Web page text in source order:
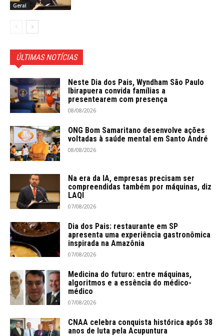
Geral
ÚLTIMAS NOTÍCIAS
Neste Dia dos Pais, Wyndham São Paulo
Ibirapuera convida famílias a
presentearem com presença
08/08/2026
ONG Bom Samaritano desenvolve ações
voltadas à saúde mental em Santo André
08/08/2026
Na era da IA, empresas precisam ser
compreendidas também por máquinas, diz
LAQI
07/08/2026
Dia dos Pais: restaurante em SP
apresenta uma experiência gastronômica
inspirada na Amazônia
07/08/2026
Medicina do futuro: entre máquinas,
algoritmos e a essência do médico-
médico
07/08/2026
CNAA celebra conquista histórica após 38
anos de luta pela Acupuntura